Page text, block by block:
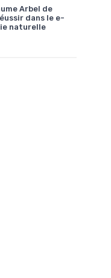
Arbel de
dans le e-
naturelle